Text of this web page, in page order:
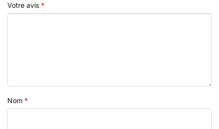
Votre avis *
Nom *